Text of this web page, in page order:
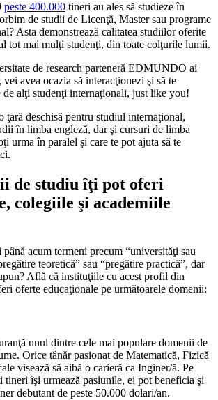
peste 400.000 tineri au ales să studieze în
de studii de Licenţă, Master sau programe
Asta demonstrează calitatea studiilor oferite
tot mai mulţi studenţi, din toate colţurile lumii.
de research parteneră EDMUNDO ai
vei avea ocazia să interacţionezi şi să te
de alţi studenţi internaţionali, just like you!
ţară deschisă pentru studiul internaţional,
în limba engleză, dar şi cursuri de limba
urma în paralel și care te pot ajuta să te
de studiu îţi pot oferi
colegiile şi academiile
acum termeni precum “universităţi sau
teoretică” sau “pregătire practică”, dar
Află că instituţiile cu acest profil din
oferte educaţionale pe următoarele domenii:
unul dintre cele mai populare domenii de
Orice tânăr pasionat de Matematică, Fizică
visează să aibă o carieră ca Inginer/ă. Pe
tineri îşi urmează pasiunile, ei pot beneficia şi
debutant de peste 50.000 dolari/an.